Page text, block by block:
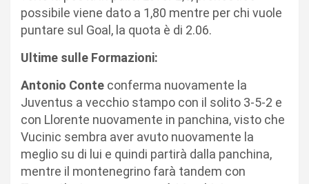
possibile viene dato a 1,80 mentre per chi vuole
puntare sul Goal, la quota è di 2.06.
Ultime sulle Formazioni:
Antonio Conte conferma nuovamente la
Juventus a vecchio stampo con il solito 3-5-2 e
con Llorente nuovamente in panchina, visto che
Vucinic sembra aver avuto nuovamente la
meglio su di lui e quindi partirà dalla panchina,
mentre il montenegrino farà tandem con